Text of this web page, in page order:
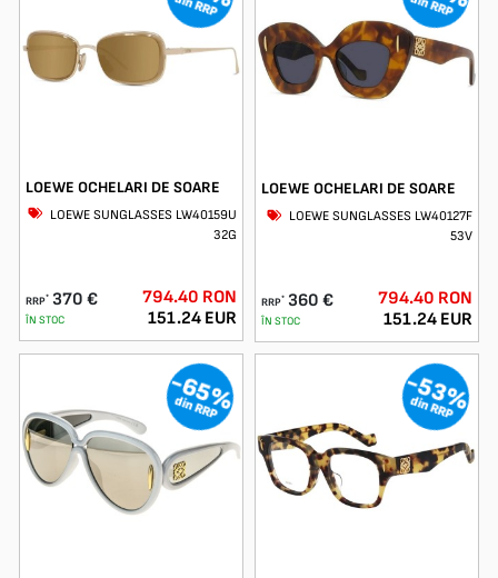
livrare rapidă și posibilitate de verificare și probă înainte de plată.
LOEWE OCHELARI DE SOARE
LOEWE SUNGLASSES LW40159U
32G
RRP* 370 €
ÎN STOC
794.40 RON
151.24 EUR
LOEWE OCHELARI DE SOARE
LOEWE SUNGLASSES LW40127F
53V
RRP* 360 €
ÎN STOC
794.40 RON
151.24 EUR
-65%
din RRP -53%
din RRP